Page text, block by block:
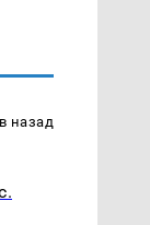
назад